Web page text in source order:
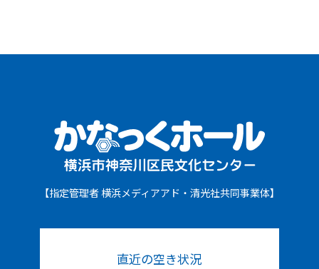
【指定管理者 横浜メディアアド・清光社共同事業体】
直近の空き状況